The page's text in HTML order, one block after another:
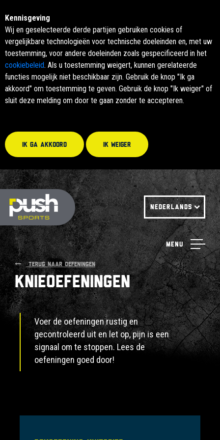
Kennisgeving
Wij en geselecteerde derde partijen gebruiken cookies of
vergelijkbare technologieën voor technische doeleinden en, met uw
toestemming, voor andere doeleinden zoals gespecificeerd in het
cookiebeleid. Als u toestemming weigert, kunnen gerelateerde
functies mogelijk niet beschikbaar zijn. Gebruik de knop "Ik ga
akkoord" om toestemming te geven. Gebruik de knop "Ik weiger" of
sluit deze melding om door te gaan zonder te accepteren.
Ik ga akkoord Ik weiger
NEDERLANDS
Menu
TERUG NAAR OEFENINGEN
Knieoefeningen
Voer de oefeningen rustig en
gecontroleerd uit en let op, pijn is een
signaal om te stoppen. Lees de
oefeningen goed door!